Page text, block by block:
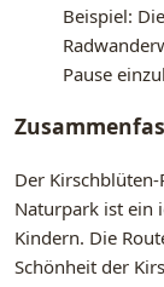
Beispiel:
Pause
Der
Naturpark ist ein
Kindern. Die
Schönheit der